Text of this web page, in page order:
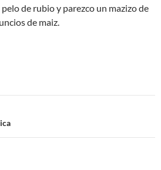
de rubio y parezco un mazizo de
de maiz.